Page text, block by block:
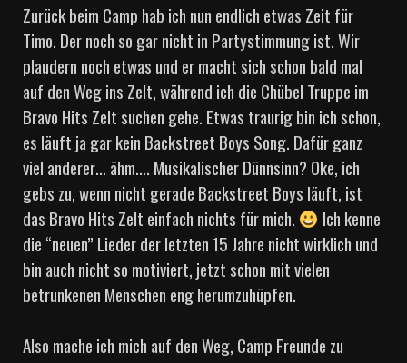
Zurück beim Camp hab ich nun endlich etwas Zeit für
Timo. Der noch so gar nicht in Partystimmung ist. Wir
plaudern noch etwas und er macht sich schon bald mal
auf den Weg ins Zelt, während ich die Chübel Truppe im
Bravo Hits Zelt suchen gehe. Etwas traurig bin ich schon,
es läuft ja gar kein Backstreet Boys Song. Dafür ganz
viel anderer… ähm…. Musikalischer Dünnsinn? Oke, ich
gebs zu, wenn nicht gerade Backstreet Boys läuft, ist
das Bravo Hits Zelt einfach nichts für mich.
Ich kenne
die “neuen” Lieder der letzten 15 Jahre nicht wirklich und
bin auch nicht so motiviert, jetzt schon mit vielen
betrunkenen Menschen eng herumzuhüpfen.
Also mache ich mich auf den Weg, Camp Freunde zu